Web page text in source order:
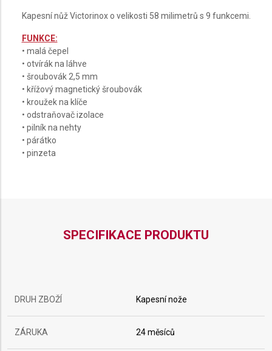
Kapesní nůž Victorinox o velikosti 58 milimetrů s 9 funkcemi.
FUNKCE:
• malá čepel
• otvírák na láhve
• šroubovák 2,5 mm
• křížový magnetický šroubovák
• kroužek na klíče
• odstraňovač izolace
• pilník na nehty
• párátko
• pinzeta
SPECIFIKACE PRODUKTU
DRUH ZBOŽÍ Kapesní nože
ZÁRUKA 24 měsíců